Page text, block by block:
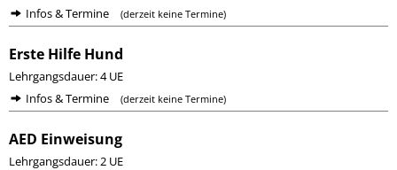
Infos & Termine
(derzeit keine Termine)
Erste Hilfe Hund
Lehrgangsdauer: 4 UE
Infos & Termine
(derzeit keine Termine)
AED Einweisung
Lehrgangsdauer: 2 UE